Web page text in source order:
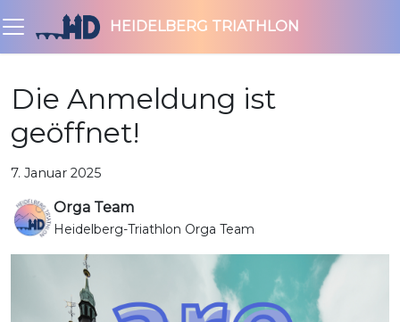
HEIDELBERG TRIATHLON
Die Anmeldung ist
geöffnet!
7. Januar 2025
Orga Team
Heidelberg-Triathlon Orga Team